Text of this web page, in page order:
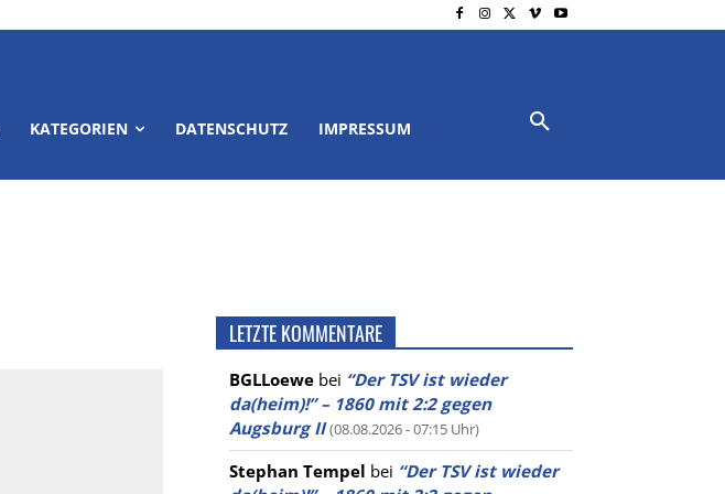
KATEGORIEN DATENSCHUTZ IMPRESSUM
LETZTE KOMMENTARE
BGLLoewe bei “Der TSV ist wieder
da(heim)!” – 1860 mit 2:2 gegen
Augsburg II (08.08.2026 - 07:15 Uhr)
Stephan Tempel bei “Der TSV ist wieder